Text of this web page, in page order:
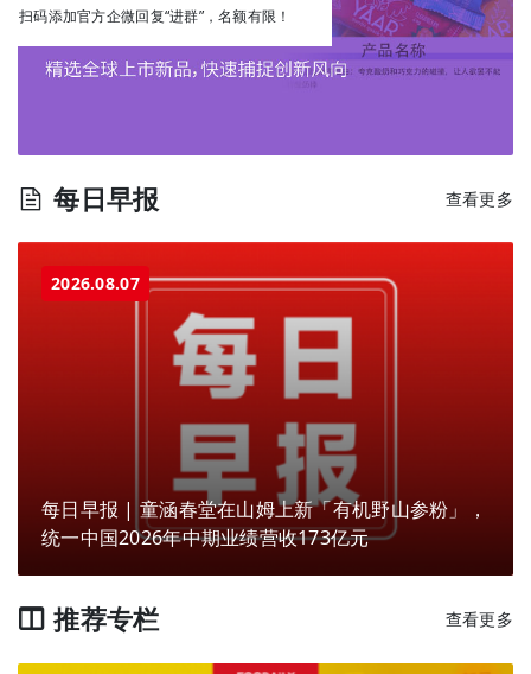
扫码添加官方企微回复“进群”，名额有限！
每日早报 查看更多
2026.08.07
每日早报 | 童涵春堂在山姆上新「有机野山参粉」，
统一中国2026年中期业绩营收173亿元
推荐专栏 查看更多